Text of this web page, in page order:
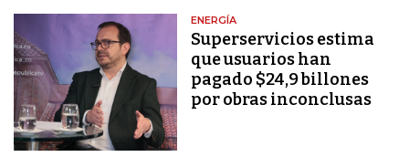
ENERGÍA
Superservicios estima
que usuarios han
pagado $24,9 billones
por obras inconclusas